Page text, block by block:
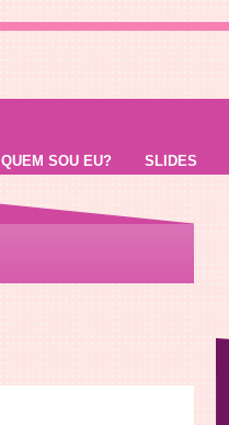
QUEM SOU EU? SLIDES